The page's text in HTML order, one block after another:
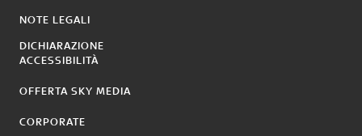
NOTE LEGALI
DICHIARAZIONE
ACCESSIBILITÀ
OFFERTA SKY MEDIA
CORPORATE